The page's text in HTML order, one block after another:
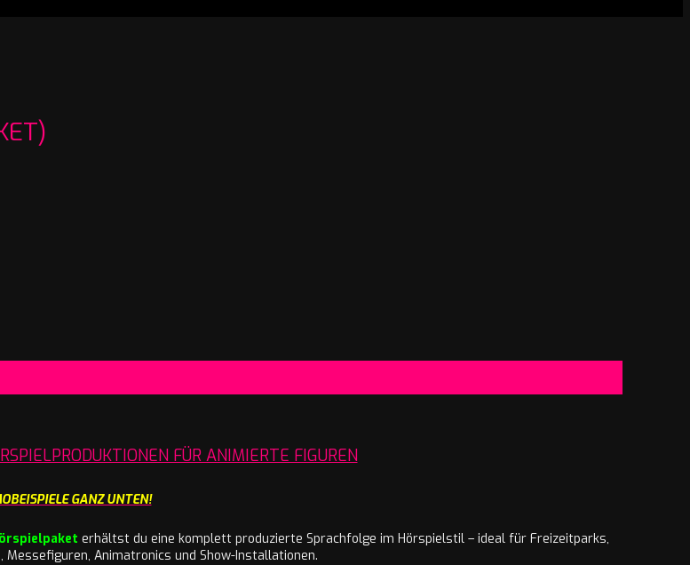
FÜR ANIMIERTE FIGUREN
GANZ UNTEN!
erhältst du eine komplett produzierte Sprachfolge im Hörspielstil – ideal für Freizeitparks,
Animatronics und Show-Installationen.